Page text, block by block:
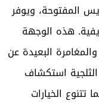
من التضاريس المفتوحة، ويوفر
هذه الوجهة
البعيدة عن
استكشاف
تتنوع الخيارات